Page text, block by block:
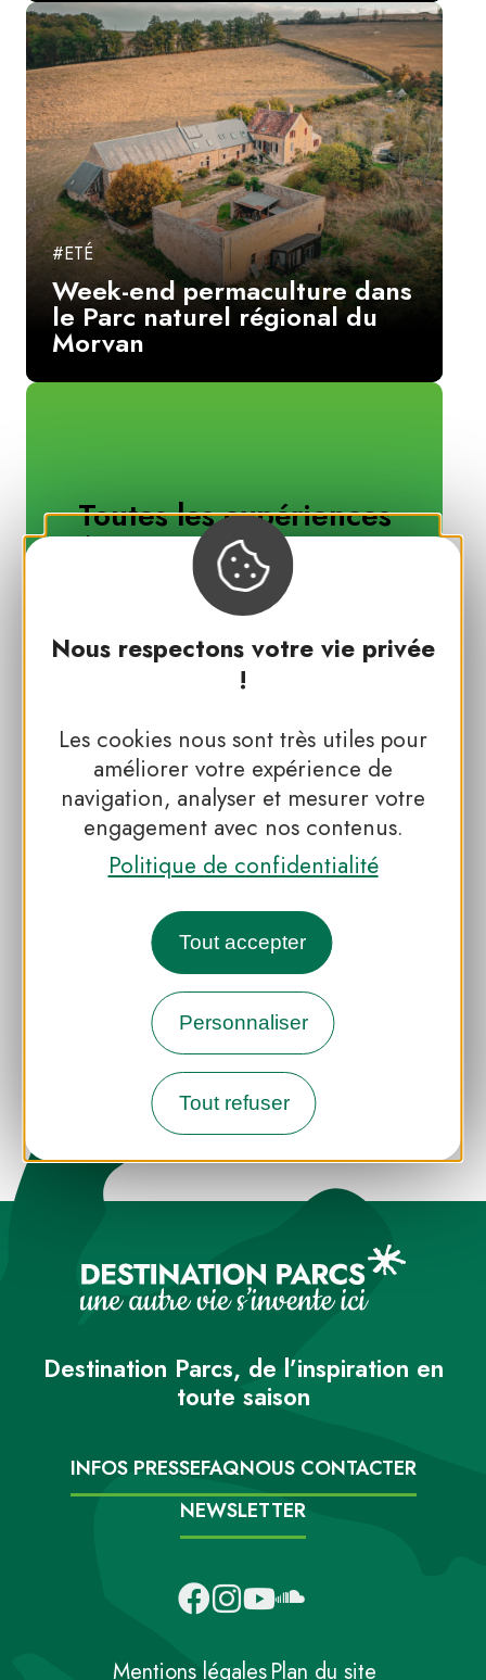
Nous respectons votre vie privée
!
Les cookies nous sont très utiles pour
améliorer votre expérience de
navigation, analyser et mesurer votre
engagement avec nos contenus.
Politique de confidentialité
Tout accepter
Personnaliser
Tout refuser
#ETÉ
Week-end permaculture dans
le Parc naturel régional du
Morvan
Toutes les expériences
des Parcs naturels régionaux
A consulter également
Les produits Valeurs Parc du
Morvan
Le site internet du Parc
naturel régional du Morvan
Destination Parcs, de l’inspiration en
toute saison
INFOS PRESSEFAQNOUS CONTACTER
NEWSLETTER
Mentions légalesPlan du site